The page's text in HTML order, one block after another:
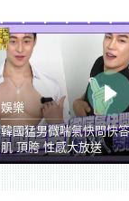
娛樂
韓國猛男微喘氣快問快
肌 頂胯 性感大放送